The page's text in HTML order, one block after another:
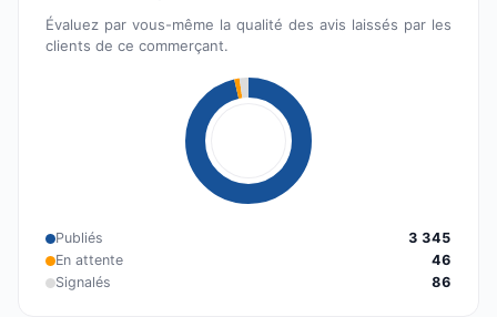
Évaluez par vous-même la qualité des avis laissés par les
clients de ce commerçant.
Publiés
3 345
En attente
46
Signalés
86